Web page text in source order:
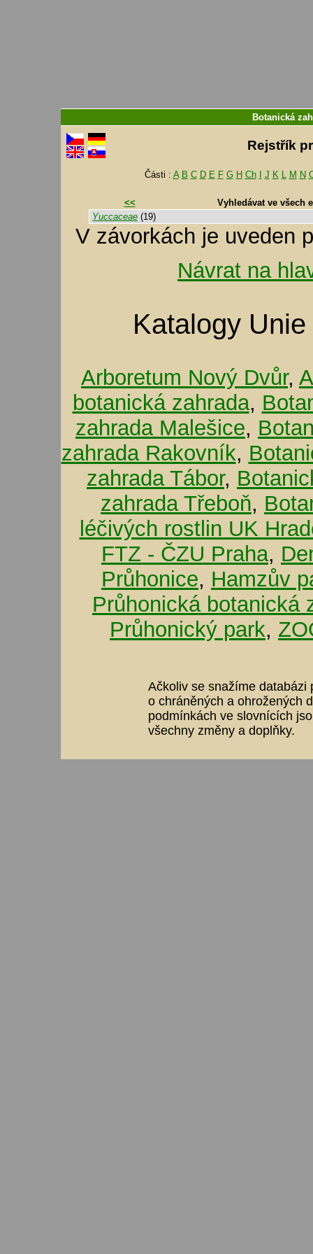
Botanická
Rejstřík
Části : A B C D E F G H Ch J K L M N
<<
Vyhledávat ve všech
Yuccaceae (19)
V závorkách je uveden
Návrat na
Katalogy
Arboretum Nový Dvůr,
botanická zahrada,
zahrada Malešice,
zahrada Rakovník,
zahrada Tábor,
zahrada Třeboň,
léčivých rostlin UK
FTZ - ČZU Praha,
Průhonice, Hamzův
Průhonická botanická
Průhonický park,
Ačkoliv se snažíme databázi
o chráněných a ohrožených
podmínkách ve slovnících
všechny změny a doplňky.